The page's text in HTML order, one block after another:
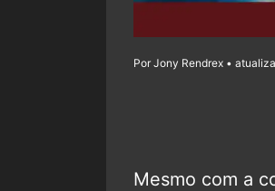
Por Jony Rendrex •
Mesmo com a